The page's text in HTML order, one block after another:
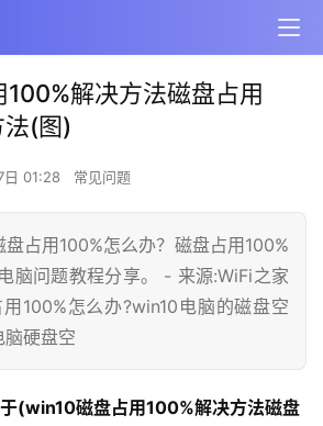
解决方法磁盘占用
(图)
日 01:28 常见问题
占用100%怎么办？磁盘占用100%
脑问题教程分享。 - 来源:WiFi之家
100%怎么办?win10电脑的磁盘空
脑硬盘空
(win10磁盘占用100%解决方法磁盘